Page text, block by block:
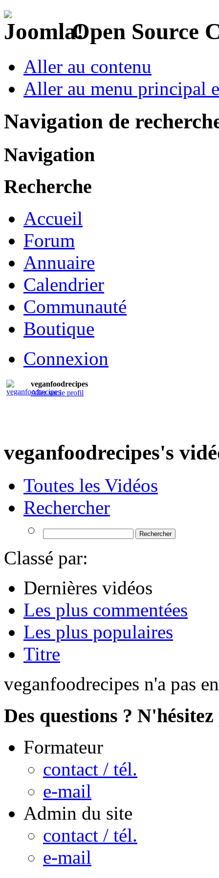
Open Source
Aller au contenu
Aller au menu principal
Navigation de
Navigation
Recherche
Accueil
Forum
Annuaire
Calendrier
Communauté
Boutique
Connexion
veganfoodrecipes
Aller sur le profil
veganfoodrecipes's
Toutes les Vidéos
Rechercher
Classé par:
Dernières vidéos
Les plus commentées
Les plus populaires
Titre
veganfoodrecipes n'a pas
Des questions ?
Formateur
contact / tél.
e-mail
Admin du site
contact / tél.
e-mail